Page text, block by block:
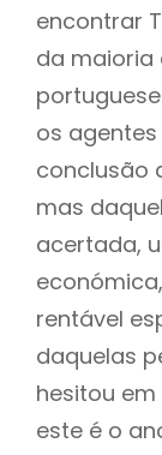
encontrar
da maioria
os
conclusão
mas
acertada,
rentável
daquelas
hesitou em
este é o